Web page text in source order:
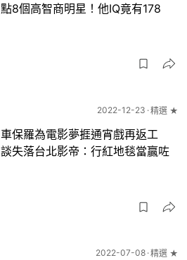
點8個高智商明星！他IQ竟有178
2022-12-23 精選 ★
車保羅為電影夢捱通宵戲再返工
談失落台北影帝：行紅地毯當贏咗
2022-07-08 精選 ★